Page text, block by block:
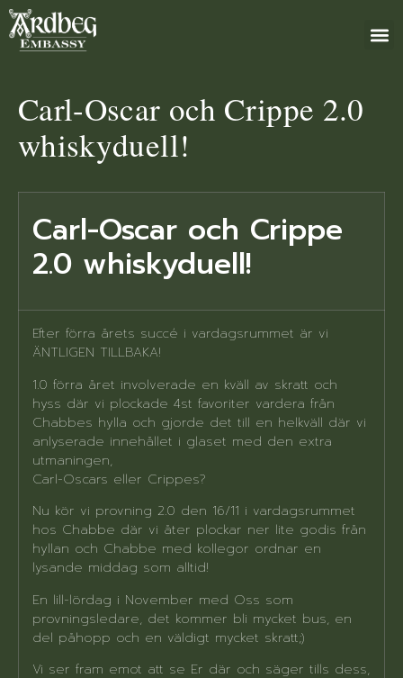
Carl-Oscar och Crippe 2.0
whiskyduell!
Carl-Oscar och Crippe
2.0 whiskyduell!
Efter förra årets succé i vardagsrummet är vi
ÄNTLIGEN TILLBAKA!
1.0 förra året involverade en kväll av skratt och
hyss där vi plockade 4st favoriter vardera från
Chabbes hylla och gjorde det till en helkväll där vi
anlyserade innehållet i glaset med den extra
utmaningen,
Carl-Oscars eller Crippes?
Nu kör vi provning 2.0 den 16/11 i vardagsrummet
hos Chabbe där vi åter plockar ner lite godis från
hyllan och Chabbe med kollegor ordnar en
lysande middag som alltid!
En lill-lördag i November med Oss som
provningsledare, det kommer bli mycket bus, en
del påhopp och en väldigt mycket skratt;)
Vi ser fram emot att se Er där och säger tills dess,